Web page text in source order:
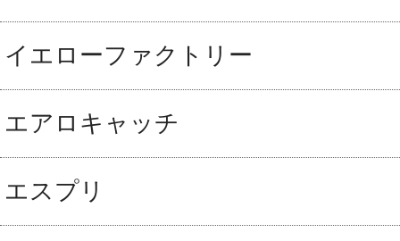
イエローファクトリー
エアロキャッチ
エスプリ